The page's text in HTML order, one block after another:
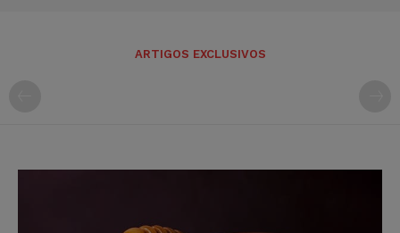
ARTIGOS EXCLUSIVOS